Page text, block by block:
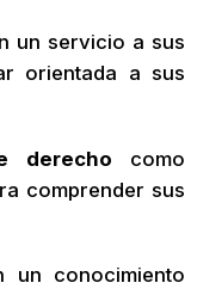
un servicio a sus
orientada a sus
derecho como
comprender sus
un conocimiento